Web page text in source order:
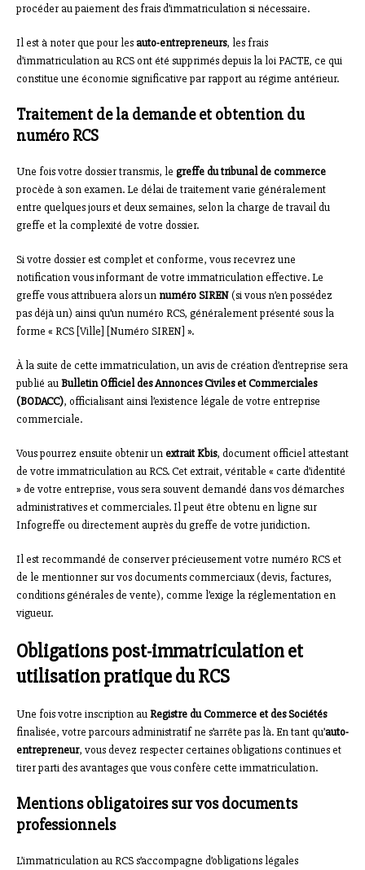
procéder au paiement des frais d’immatriculation si nécessaire.
Il est à noter que pour lesauto-entrepreneurs, les frais
d’immatriculation au RCS ont été supprimés depuis la loi PACTE, ce qui
constitue une économie significative par rapport au régime antérieur.
Traitement de la demande et obtention du
numéro RCS
Une fois votre dossier transmis, le greffe du tribunal de commerce
procède à son examen. Le délai de traitement varie généralement
entre quelques jours et deux semaines, selon la charge de travail du
greffe et la complexité de votre dossier.
Si votre dossier est complet et conforme, vous recevrez une
notification vous informant de votre immatriculation effective. Le
greffe vous attribuera alors un numéro SIREN(si vous n’en possédez
pas déjà un) ainsi qu’un numéro RCS, généralement présenté sous la
forme « RCS [Ville] [Numéro SIREN] ».
À la suite de cette immatriculation, un avis de création d’entreprise sera
publié auBulletin Officiel des Annonces Civiles et Commerciales
(BODACC), officialisant ainsi l’existence légale de votre entreprise
commerciale.
Vous pourrez ensuite obtenir unextrait Kbis, document officiel attestant
de votre immatriculation au RCS. Cet extrait, véritable « carte d’identité
» de votre entreprise, vous sera souvent demandé dans vos démarches
administratives et commerciales. Il peut être obtenu en ligne sur
Infogreffe ou directement auprès du greffe de votre juridiction.
Il est recommandé de conserver précieusement votre numéro RCS et
de le mentionner sur vos documents commerciaux (devis, factures,
conditions générales de vente), comme l’exige la réglementation en
vigueur.
Obligations post-immatriculation et
utilisation pratique du RCS
Une fois votre inscription auRegistre du Commerce et des Sociétés
finalisée, votre parcours administratif ne s’arrête pas là. En tant qu’auto-
entrepreneur, vous devez respecter certaines obligations continues et
tirer parti des avantages que vous confère cette immatriculation.
Mentions obligatoires sur vos documents
professionnels
L’immatriculation au RCS s’accompagne d’obligations légales